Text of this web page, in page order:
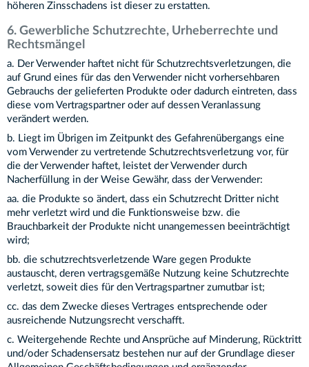
höheren Zinsschadens ist dieser zu erstatten.
6. Gewerbliche Schutzrechte, Urheberrechte und
Rechtsmängel
a. Der Verwender haftet nicht für Schutzrechtsverletzungen, die
auf Grund eines für das den Verwender nicht vorhersehbaren
Gebrauchs der gelieferten Produkte oder dadurch eintreten, dass
diese vom Vertragspartner oder auf dessen Veranlassung
verändert werden.
b. Liegt im Übrigen im Zeitpunkt des Gefahrenübergangs eine
vom Verwender zu vertretende Schutzrechtsverletzung vor, für
die der Verwender haftet, leistet der Verwender durch
Nacherfüllung in der Weise Gewähr, dass der Verwender:
aa. die Produkte so ändert, dass ein Schutzrecht Dritter nicht
mehr verletzt wird und die Funktionsweise bzw. die
Brauchbarkeit der Produkte nicht unangemessen beeinträchtigt
wird;
bb. die schutzrechtsverletzende Ware gegen Produkte
austauscht, deren vertragsgemäße Nutzung keine Schutzrechte
verletzt, soweit dies für den Vertragspartner zumutbar ist;
cc. das dem Zwecke dieses Vertrages entsprechende oder
ausreichende Nutzungsrecht verschafft.
c. Weitergehende Rechte und Ansprüche auf Minderung, Rücktritt
und/oder Schadensersatz bestehen nur auf der Grundlage dieser